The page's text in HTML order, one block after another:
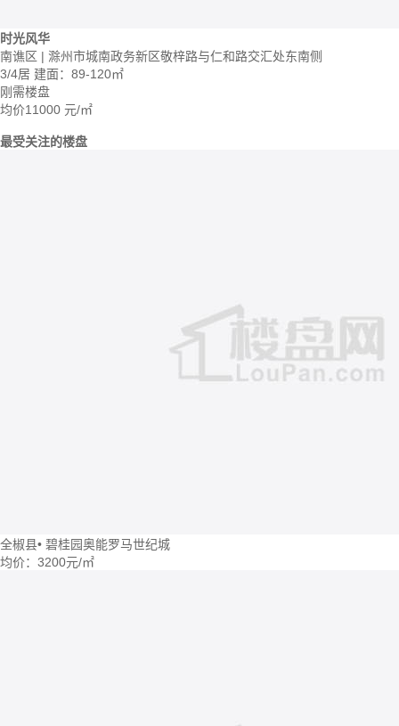
时光风华
南谯区 | 滁州市城南政务新区敬梓路与仁和路交汇处东南侧
3/4居 建面：89-120㎡
刚需楼盘
均价11000 元/㎡
最受关注的楼盘
全椒县• 碧桂园奥能罗马世纪城
均价： 3200元/㎡